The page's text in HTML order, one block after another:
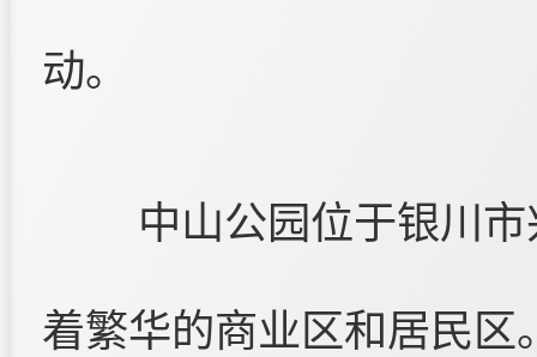
动。
中山公园位于银川
着繁华的商业区和居民